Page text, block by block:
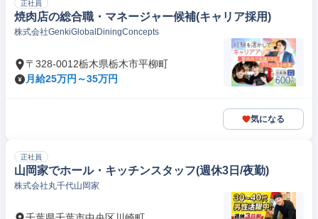
正社員
焼肉店の総合職・マネージャー候補(キャリア採用)
株式会社GenkiGlobalDiningConcepts
〒328-0012栃木県栃木市平柳町
月給25万円～35万円
気になる
正社員
山岡家でホール・キッチンスタッフ(週休3日/夜勤)
株式会社丸千代山岡家